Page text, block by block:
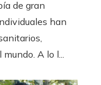
de gran
han
A lo l...